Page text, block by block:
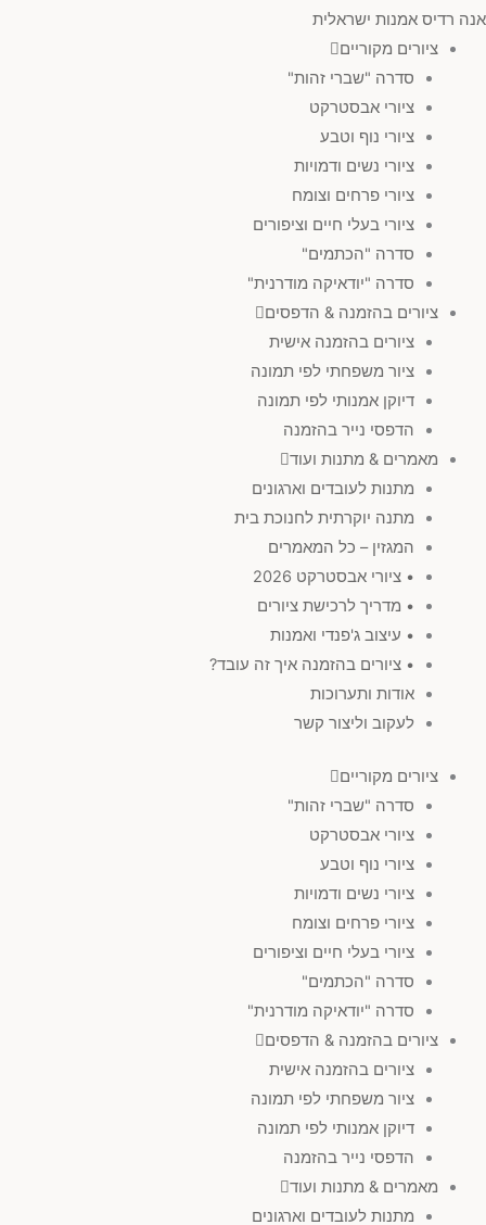
אנה רדיס אמנות ישראלית
ציורים מקוריים
סדרה "שברי זהות"
ציורי אבסטרקט
ציורי נוף וטבע
ציורי נשים ודמויות
ציורי פרחים וצומח
ציורי בעלי חיים וציפורים
סדרה "הכתמים"
סדרה "יודאיקה מודרנית"
ציורים בהזמנה & הדפסים
ציורים בהזמנה אישית
ציור משפחתי לפי תמונה
דיוקן אמנותי לפי תמונה
הדפסי נייר בהזמנה
מאמרים & מתנות ועוד
מתנות לעובדים וארגונים
מתנה יוקרתית לחנוכת בית
המגזין – כל המאמרים
• ציורי אבסטרקט 2026
• מדריך לרכישת ציורים
• עיצוב ג'פנדי ואמנות
• ציורים בהזמנה איך זה עובד?
אודות ותערוכות
לעקוב וליצור קשר
ציורים מקוריים
סדרה "שברי זהות"
ציורי אבסטרקט
ציורי נוף וטבע
ציורי נשים ודמויות
ציורי פרחים וצומח
ציורי בעלי חיים וציפורים
סדרה "הכתמים"
סדרה "יודאיקה מודרנית"
ציורים בהזמנה & הדפסים
ציורים בהזמנה אישית
ציור משפחתי לפי תמונה
דיוקן אמנותי לפי תמונה
הדפסי נייר בהזמנה
מאמרים & מתנות ועוד
מתנות לעובדים וארגונים